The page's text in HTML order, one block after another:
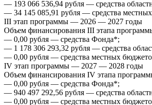
— 193 066 536,94 рубля — средства
— 34 145 085,91 рубля — средства
III этап программы — 2026 — 2027 годы
Объем финансирования III этапа
— 0,00 рубля — средства Фонда*;
— 1 178 306 293,32 рубля — средства
— 0,00 рубля — средства местных
IV этап программы — 2027 — 2028 годы
Объем финансирования IV этапа
— 0,00 рубля — средства Фонда*;
— 940 497 292,56 рубля — средства
— 0,00 рубля — средства местных